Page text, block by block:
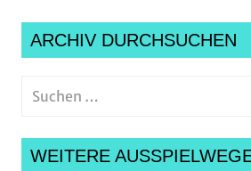
ARCHIV DURCHSUCHEN
Suchen
WEITERE